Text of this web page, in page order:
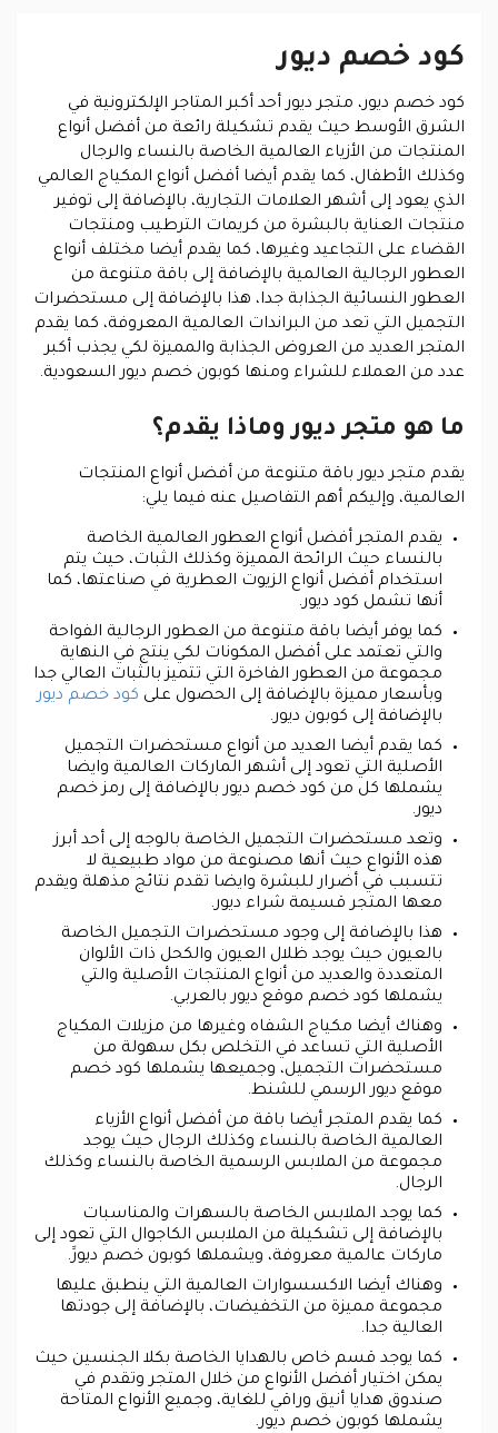
كود خصم ديور
كود خصم ديور، متجر ديور أحد أكبر المتاجر الإلكترونية في
الشرق الأوسط حيث يقدم تشكيلة رائعة من أفضل أنواع
المنتجات من الأزياء العالمية الخاصة بالنساء والرجال
وكذلك الأطفال، كما يقدم أيضا أفضل أنواع المكياج العالمي
الذي يعود إلى أشهر العلامات التجارية، بالإضافة إلى توفير
منتجات العناية بالبشرة من كريمات الترطيب ومنتجات
القضاء على التجاعيد وغيرها، كما يقدم أيضا مختلف أنواع
العطور الرجالية العالمية بالإضافة إلى باقة متنوعة من
العطور النسائية الجذابة جدا، هذا بالإضافة إلى مستحضرات
التجميل التي تعد من البراندات العالمية المعروفة، كما يقدم
المتجر العديد من العروض الجذابة والمميزة لكي يجذب أكبر
عدد من العملاء للشراء ومنها كوبون خصم ديور السعودية.
ما هو متجر ديور وماذا يقدم؟
يقدم متجر ديور باقة متنوعة من أفضل أنواع المنتجات
العالمية، وإليكم أهم التفاصيل عنه فيما يلي:
يقدم المتجر أفضل أنواع العطور العالمية الخاصة
بالنساء حيث الرائحة المميزة وكذلك الثبات، حيث يتم
استخدام أفضل أنواع الزيوت العطرية في صناعتها، كما
أنها تشمل كود ديور.
كما يوفر أيضا باقة متنوعة من العطور الرجالية الفواحة
والتي تعتمد على أفضل المكونات لكي ينتج في النهاية
مجموعة من العطور الفاخرة التي تتميز بالثبات العالي جدا
وبأسعار مميزة بالإضافة إلى الحصول على كود خصم ديور
بالإضافة إلى كوبون ديور.
كما يقدم أيضا العديد من أنواع مستحضرات التجميل
الأصلية التي تعود إلى أشهر الماركات العالمية وايضا
يشملها كل من كود خصم ديور بالإضافة إلى رمز خصم
ديور.
وتعد مستحضرات التجميل الخاصة بالوجه إلى أحد أبرز
هذه الأنواع حيث أنها مصنوعة من مواد طبيعية لا
تتسبب في أضرار للبشرة وايضا تقدم نتائج مذهلة ويقدم
معها المتجر قسيمة شراء ديور.
هذا بالإضافة إلى وجود مستحضرات التجميل الخاصة
بالعيون حيث يوجد ظلال العيون والكحل ذات الألوان
المتعددة والعديد من أنواع المنتجات الأصلية والتي
يشملها كود خصم موقع ديور بالعربي.
وهناك أيضا مكياج الشفاه وغيرها من مزيلات المكياج
الأصلية التي تساعد في التخلص بكل سهولة من
مستحضرات التجميل، وجميعها يشملها كود خصم
موقع ديور الرسمي للشنط.
كما يقدم المتجر أيضا باقة من أفضل أنواع الأزياء
العالمية الخاصة بالنساء وكذلك الرجال حيث يوجد
مجموعة من الملابس الرسمية الخاصة بالنساء وكذلك
الرجال.
كما يوجد الملابس الخاصة بالسهرات والمناسبات
بالإضافة إلى تشكيلة من الملابس الكاجوال التي تعود إلى
ماركات عالمية معروفة، ويشملها كوبون خصم ديورََ.
وهناك أيضا الاكسسوارات العالمية التي ينطبق عليها
مجموعة مميزة من التخفيضات، بالإضافة إلى جودتها
العالية جدا.
كما يوجد قسم خاص بالهدايا الخاصة بكلا الجنسين حيث
يمكن اختيار أفضل الأنواع من خلال المتجر وتقدم في
صندوق هدايا أنيق وراقي للغاية، وجميع الأنواع المتاحة
يشملها كوبون خصم ديور.